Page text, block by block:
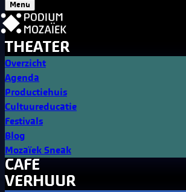
Menu
THEATER
Overzicht
Agenda
Productiehuis
Cultuureducatie
Festivals
Blog
Mozaïek Sneak
CAFE
VERHUUR